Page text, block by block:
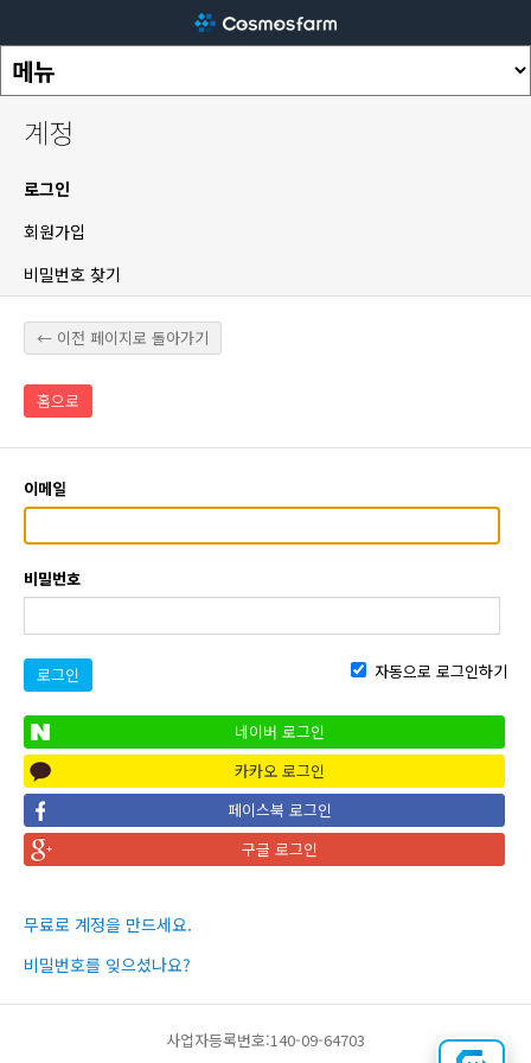
계정
로그인
회원가입
비밀번호 찾기
← 이전 페이지로 돌아가기
홈으로
이메일
비밀번호
로그인 자동으로 로그인하기
네이버 로그인
카카오 로그인
페이스북 로그인
구글 로그인
무료로 계정을 만드세요.
비밀번호를 잊으셨나요?
사업자등록번호:140-09-64703